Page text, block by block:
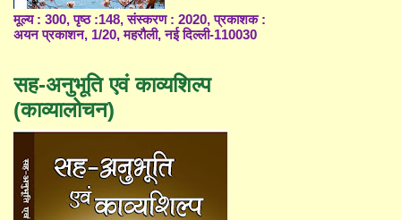
मूल्य : 300, पृष्ठ :148, संस्करण : 2020, प्रकाशक :
अयन प्रकाशन, 1/20, महरौली, नई दिल्ली-110030
सह-अनुभूति एवं काव्यशिल्प
(काव्यालोचन)